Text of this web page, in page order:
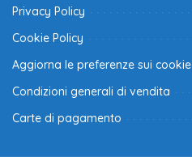
Privacy Policy
Cookie Policy
Aggiorna le preferenze sui cookie
Condizioni generali di vendita
Carte di pagamento